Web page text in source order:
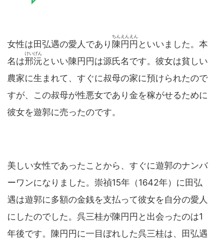
女性は田弘遇の愛人であり 陳円円
ちんえんえん
といいました。本
名は邢沅
けいげん
といい陳円円は源氏名です。彼女は貧しい
農家に生まれて、すぐに叔母の家に預けられたので
すが、この叔母が性悪女であり金を稼がせるために
彼女を遊郭に売ったのです。
美しい女性であったことから、すぐに遊郭のナンバ
ーワンになりました。崇禎15年（1642年）に田弘
遇は遊郭に多額の金銭を支払って彼女を自分の愛人
にしたのでした。呉三桂が陳円円と出会ったのは1
年後です。陳円円に一目ぼれした呉三桂は、田弘遇